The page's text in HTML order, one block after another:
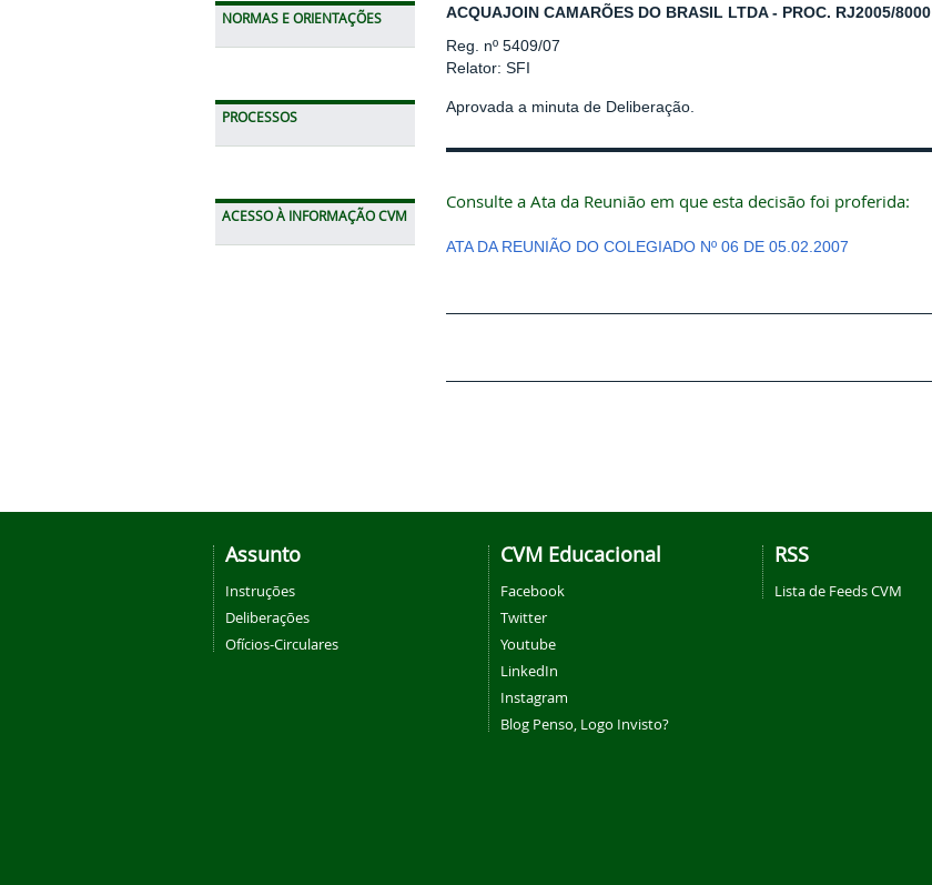
NORMAS E ORIENTAÇÕES
PROCESSOS
ACESSO À INFORMAÇÃO CVM
ACQUAJOIN CAMARÕES DO BRASIL LTDA - PROC. RJ2005/8000
Reg. nº 5409/07
Relator: SFI
Aprovada a minuta de Deliberação.
Consulte a Ata da Reunião em que esta decisão foi proferida:
ATA DA REUNIÃO DO COLEGIADO Nº 06 DE 05.02.2007
Assunto
Instruções
Deliberações
Ofícios-Circulares
CVM Educacional
Facebook
Twitter
Youtube
LinkedIn
Instagram
Blog Penso, Logo Invisto?
RSS
Lista de Feeds CVM